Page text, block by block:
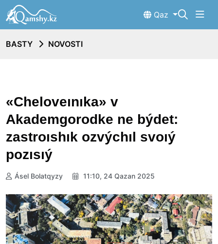
Qaz
BASTY NOVOSTI
«Cheloveınıka» v
Akademgorodke ne býdet:
zastroıshık ozvýchıl svoıý
pozısıý
Ásel Bolatqyzy 11:10, 24 Qazan 2025